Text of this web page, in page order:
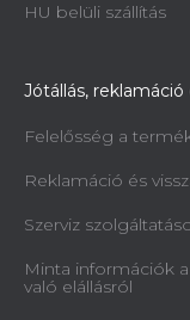
HU belüli szállítás
Jótállás, reklamáció
Felelősség a
Reklamáció és
Szerviz
Minta információk
való elállásról